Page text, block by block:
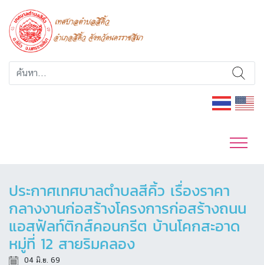
ประกาศเทศบาลตำบลสีคิ้ว เรื่องราคา
กลางงานก่อสร้างโครงการก่อสร้างถนน
แอสฟัลท์ติกส์คอนกรีต บ้านโคกสะอาด
หมู่ที่ 12 สายริมคลอง
04 มิ.ย. 69